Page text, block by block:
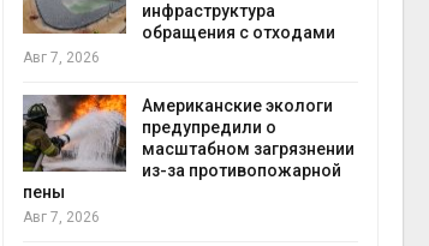
инфраструктура
обращения с отходами
Авг 7, 2026
Американские экологи
предупредили о
масштабном загрязнении
из-за противопожарной
пены
Авг 7, 2026